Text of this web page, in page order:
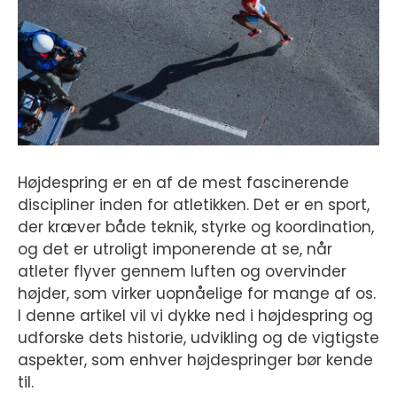
Højdespring er en af de mest fascinerende
discipliner inden for atletikken. Det er en sport,
der kræver både teknik, styrke og koordination,
og det er utroligt imponerende at se, når
atleter flyver gennem luften og overvinder
højder, som virker uopnåelige for mange af os.
I denne artikel vil vi dykke ned i højdespring og
udforske dets historie, udvikling og de vigtigste
aspekter, som enhver højdespringer bør kende
til.